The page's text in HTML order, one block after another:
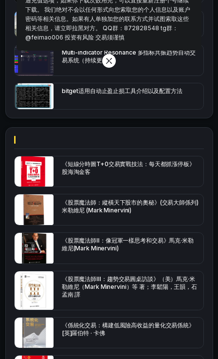
bybit安卓端
Multi-indicator Resonance 多指标共振趋势自动交
易系统（持续更新）
bitget适用自动止盈止损工具介绍以及配置方法
《短線分時圖T+0交易實戰技法：每天都抓漲停板》
股海淘金客
《股票魔法師：縱橫天下股市的奧秘》(交易大師係列)
米勒維尼 (Mark Minervini)
《股票魔法師Ⅱ：像冠軍一樣思考和交易》馬克·米勒
維尼(Mark Minervini)
《股票魔法師Ⅲ：趨勢交易圓桌訪談》（美）馬克·米
勒維尼（Mark Minervini）等 著；李鬆陽，王韻，石
孟南 譯
《係統化交易：構建低風險高收益的量化交易係統》
[英]羅伯特 · 卡佛
下载。 我们绝对不会以任何形式向您索取您的个人信息以及账户
密码等相关信息。如果有人单独加您的联系方式并试图索取这些
相关信息，请立即拉黑对方。 QQ群：872828548 tg群：
@feimao006 投资有风险 交易须谨慎